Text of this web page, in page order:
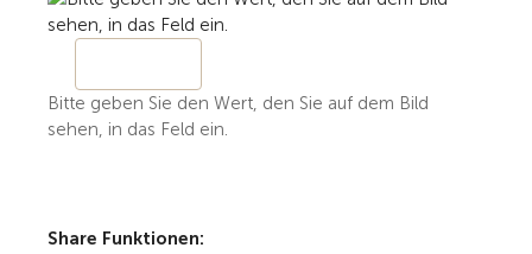
Bitte geben Sie den Wert, den Sie auf dem Bild
sehen, in das Feld ein.
Share Funktionen: